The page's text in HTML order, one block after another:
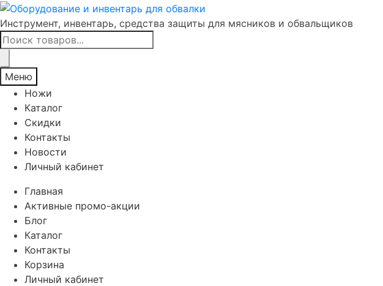
Инструмент, инвентарь, средства защиты для мясников и обвальщиков
Поиск
товаров
Меню
Ножи
Каталог
Скидки
Контакты
Новости
Личный кабинет
Главная
Активные промо-акции
Блог
Каталог
Контакты
Корзина
Личный кабинет